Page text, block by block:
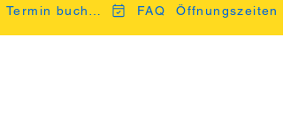
FAQ Öffnungszeiten